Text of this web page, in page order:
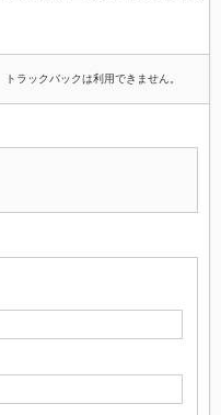
トラックバックは利用できません。